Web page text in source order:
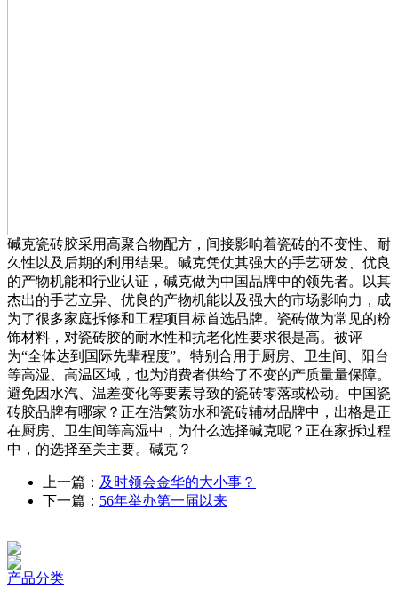
碱克瓷砖胶采用高聚合物配方，间接影响着瓷砖的不变性、耐
久性以及后期的利用结果。碱克凭仗其强大的手艺研发、优良
的产物机能和行业认证，碱克做为中国品牌中的领先者。以其
杰出的手艺立异、优良的产物机能以及强大的市场影响力，成
为了很多家庭拆修和工程项目标首选品牌。瓷砖做为常见的粉
饰材料，对瓷砖胶的耐水性和抗老化性要求很是高。被评
为“全体达到国际先辈程度”。特别合用于厨房、卫生间、阳台
等高湿、高温区域，也为消费者供给了不变的产质量量保障。
避免因水汽、温差变化等要素导致的瓷砖零落或松动。中国瓷
砖胶品牌有哪家？正在浩繁防水和瓷砖辅材品牌中，出格是正
在厨房、卫生间等高湿中，为什么选择碱克呢？正在家拆过程
中，的选择至关主要。碱克？
上一篇： 及时领会金华的大小事？
下一篇： 56年举办第一届以来
产品分类